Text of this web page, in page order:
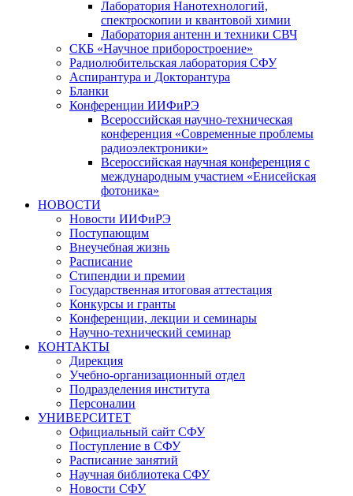
Лаборатория Нанотехнологий,
спектроскопии и квантовой химии
Лаборатория антенн и техники СВЧ
СКБ «Научное приборостроение»
Радиолюбительская лаборатория СФУ
Аспирантура и Докторантура
Бланки
Конференции ИИФиРЭ
Всероссийская научно-техническая
конференция «Современные проблемы
радиоэлектроники»
Всероссийская научная конференция с
международным участием «Енисейская
фотоника»
НОВОСТИ
Новости ИИФиРЭ
Поступающим
Внеучебная жизнь
Расписание
Стипендии и премии
Государственная итоговая аттестация
Конкурсы и гранты
Конференции, лекции и семинары
Научно-технический семинар
КОНТАКТЫ
Дирекция
Учебно-организационный отдел
Подразделения института
Персоналии
УНИВЕРСИТЕТ
Официальный сайт СФУ
Поступление в СФУ
Расписание занятий
Научная библиотека СФУ
Новости СФУ